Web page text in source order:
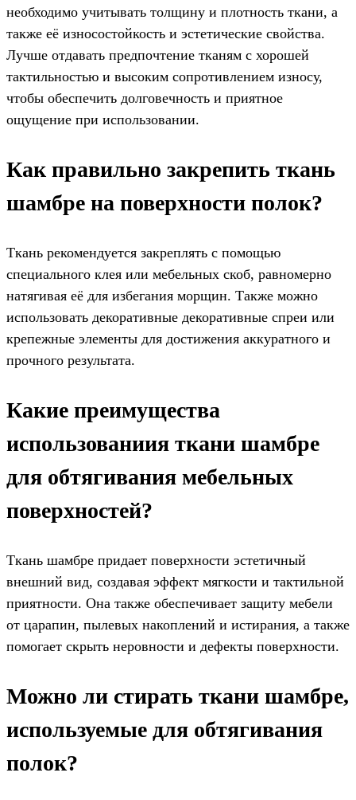
необходимо учитывать толщину и плотность ткани, а
также её износостойкость и эстетические свойства.
Лучше отдавать предпочтение тканям с хорошей
тактильностью и высоким сопротивлением износу,
чтобы обеспечить долговечность и приятное
ощущение при использовании.
Как правильно закрепить ткань
шамбре на поверхности полок?
Ткань рекомендуется закреплять с помощью
специального клея или мебельных скоб, равномерно
натягивая её для избегания морщин. Также можно
использовать декоративные декоративные спреи или
крепежные элементы для достижения аккуратного и
прочного результата.
Какие преимущества
использованиия ткани шамбре
для обтягивания мебельных
поверхностей?
Ткань шамбре придает поверхности эстетичный
внешний вид, создавая эффект мягкости и тактильной
приятности. Она также обеспечивает защиту мебели
от царапин, пылевых накоплений и истирания, а также
помогает скрыть неровности и дефекты поверхности.
Можно ли стирать ткани шамбре,
используемые для обтягивания
полок?